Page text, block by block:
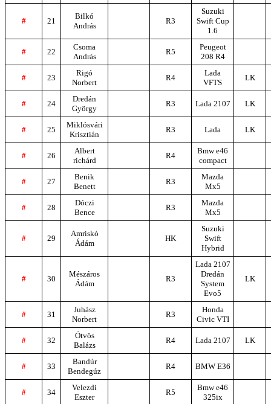
# 21
Bilkó
András
R3
Suzuki
Swift Cup
1.6
# 22
Csoma
András
R5
Peugeot
208 R4
# 23
Rigó
Norbert
R4
Lada
VFTS
LK
# 24
Dredán
György
R3 Lada 2107 LK
# 25
Miklósvári
Krisztián
R3 Lada LK
# 26
Albert
richárd
R4
Bmw e46
compact
# 27
Benik
Benett
R3
Mazda
Mx5
# 28
Dóczi
Bence
R3
Mazda
Mx5
# 29
Amriskó
Ádám
HK
Suzuki
Swift
Hybrid
# 30
Mészáros
Ádám
R3
Lada 2107
Dredán
System
Evo5
LK
# 31
Juhász
Norbert
R3
Honda
Civic VTI
# 32
Ötvös
Balázs
R4 Lada 2107 LK
# 33
Bandúr
Bendegúz
R4 BMW E36
# 34
Velezdi
Eszter
R5
Bmw e46
325ix